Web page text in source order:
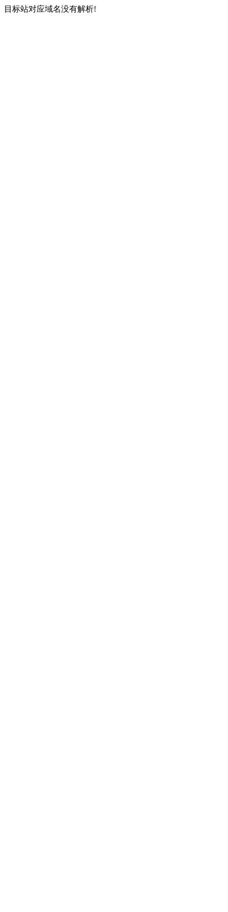
目标站对应域名没有解析!